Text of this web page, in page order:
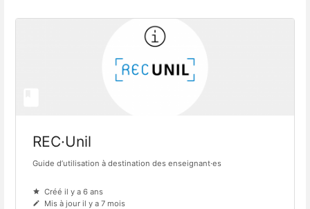
REC·Unil
Guide d’utilisation à destination des enseignant·es
Créé il y a 6 ans
Mis à jour il y a 7 mois